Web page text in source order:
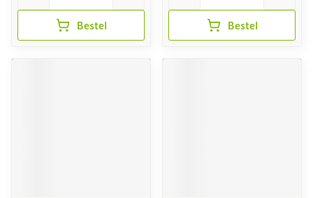
Bestel Bestel